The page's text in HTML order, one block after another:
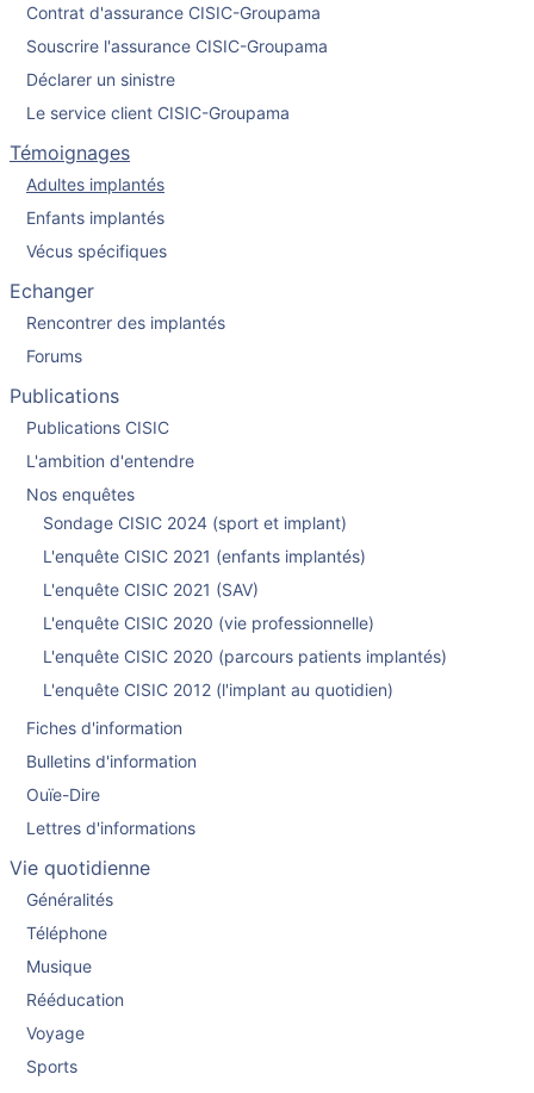
Contrat d'assurance CISIC-Groupama
Souscrire l'assurance CISIC-Groupama
Déclarer un sinistre
Le service client CISIC-Groupama
Témoignages
Adultes implantés
Enfants implantés
Vécus spécifiques
Echanger
Rencontrer des implantés
Forums
Publications
Publications CISIC
L'ambition d'entendre
Nos enquêtes
Sondage CISIC 2024 (sport et implant)
L'enquête CISIC 2021 (enfants implantés)
L'enquête CISIC 2021 (SAV)
L'enquête CISIC 2020 (vie professionnelle)
L'enquête CISIC 2020 (parcours patients implantés)
L'enquête CISIC 2012 (l'implant au quotidien)
Fiches d'information
Bulletins d'information
Ouïe-Dire
Lettres d'informations
Vie quotidienne
Généralités
Téléphone
Musique
Rééducation
Voyage
Sports